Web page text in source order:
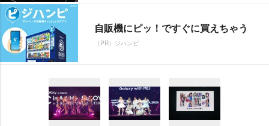
自販機にピッ！ですぐに買えちゃう
（PR）ジハンピ